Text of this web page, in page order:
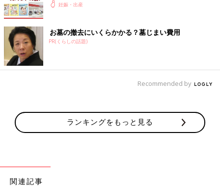
そして、翌年1月初旬、出産予定日
翌日、元気な男の子の赤ちゃんを出産しました。
「おなかの子に迷惑をかけたくない！ この子を守れるのは私だ
け」と、母性も目覚めていたような気がします。愛する子どもの
ためなら、頑張れたのです。
妊娠中の体重管理。簡単なことと思っていましたが…、なかなか
大変なものでした。体重を気にするあまり、「これも食べてはダ
食べていては、あっという間に体重が増えてしまいます。私は普
段通りの規則正しい3食の食事をバランスを考えながら、楽しん
で体重管理をすることを心がけました。何より楽しむことが一番
[ Naho-mom ＊ プロフィール]
妊娠・出産
お墓の撤去にいくらかかる？墓じまい費用
PR(くらしの話題)
Recommended by
ランキングをもっと見る
関連記事